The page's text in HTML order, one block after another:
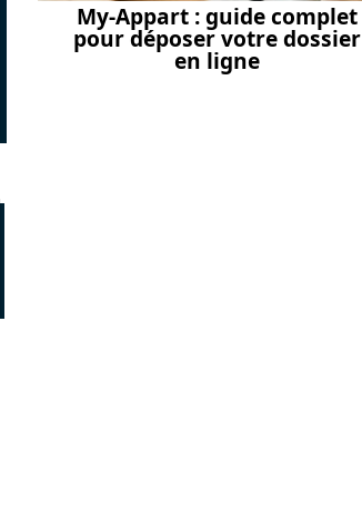
My-Appart : guide complet
pour déposer votre dossier
en ligne